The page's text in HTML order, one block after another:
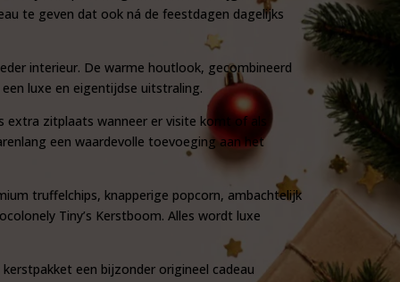
te geven dat ook ná de feestdagen dagelijks
interieur. De warme houtlook, gecombineerd
luxe en eigentijdse uitstraling.
zitplaats wanneer er visite komt of als
een waardevolle toevoeging aan het
truffelchips, knapperige popcorn, ambachtelijk
Tiny’s Kerstboom. Alles wordt luxe
een bijzonder origineel cadeau